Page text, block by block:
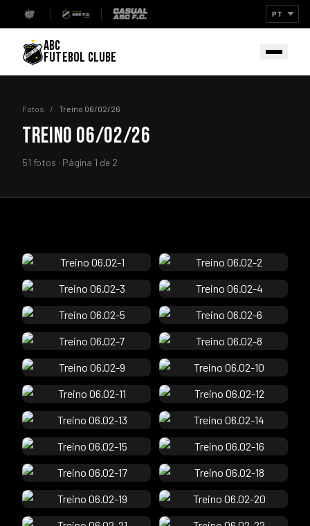
ABC
FUTEBOL CLUBE
Fotos / Treino 06/02/26
TREINO 06/02/26
51 fotos · Página 1 de 2